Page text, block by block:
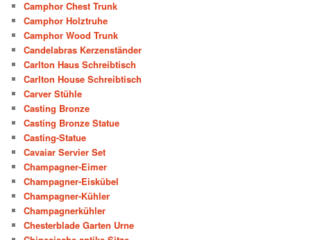
Camphor Chest Trunk
Camphor Holztruhe
Camphor Wood Trunk
Candelabras Kerzenständer
Carlton Haus Schreibtisch
Carlton House Schreibtisch
Carver Stühle
Casting Bronze
Casting Bronze Statue
Casting-Statue
Cavaiar Servier Set
Champagner-Eimer
Champagner-Eiskübel
Champagner-Kühler
Champagnerkühler
Chesterblade Garten Urne